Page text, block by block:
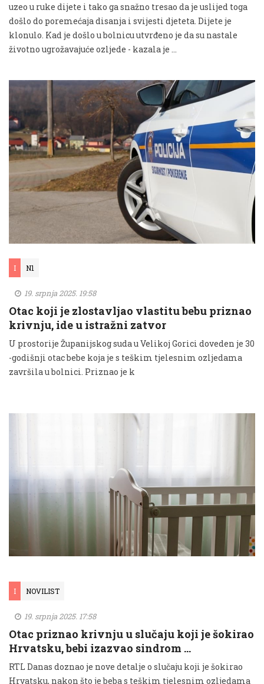
uzeo u ruke dijete i tako ga snažno tresao da je uslijed toga
došlo do poremećaja disanja i svijesti djeteta. Dijete je
klonulo. Kad je došlo u bolnicu utvrđeno je da su nastale
životno ugrožavajuće ozljede - kazala je …
I N1
19. srpnja 2025. 19:58
Otac koji je zlostavljao vlastitu bebu priznao
krivnju, ide u istražni zatvor
U prostorije Županijskog suda u Velikoj Gorici doveden je 30
-godišnji otac bebe koja je s teškim tjelesnim ozljedama
završila u bolnici. Priznao je k
I NOVILIST
19. srpnja 2025. 17:58
Otac priznao krivnju u slučaju koji je šokirao
Hrvatsku, bebi izazvao sindrom …
RTL Danas doznao je nove detalje o slučaju koji je šokirao
Hrvatsku, nakon što je beba s teškim tjelesnim ozljedama